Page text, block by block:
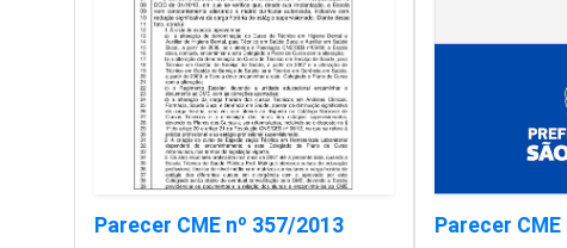
Parecer CME nº 357/2013 Parecer